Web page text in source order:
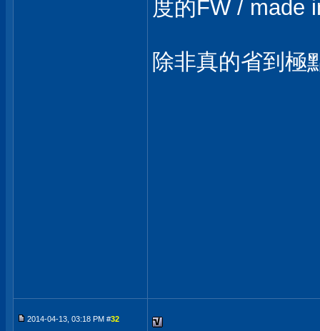
度的FW / made
除非真的省到極
2014-04-13, 03:18 PM #32